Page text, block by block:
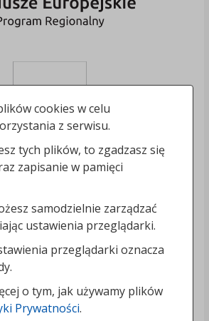
cookies w celu
z serwisu.
tych plików, to zgadzasz się
zapisanie w pamięci
samodzielnie zarządzać
ustawienia przeglądarki.
przeglądarki oznacza
o tym, jak używamy plików
Prywatności.